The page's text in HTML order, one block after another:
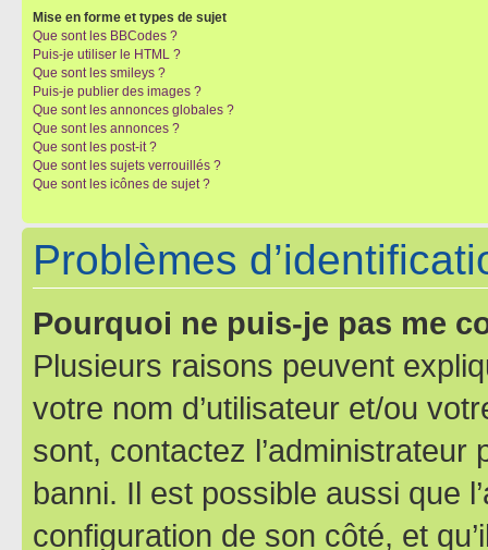
Mise en forme et types de sujet
Que sont les BBCodes ?
Puis-je utiliser le HTML ?
Que sont les smileys ?
Puis-je publier des images ?
Que sont les annonces globales ?
Que sont les annonces ?
Que sont les post-it ?
Que sont les sujets verrouillés ?
Que sont les icônes de sujet ?
Problèmes
Pourquoi ne puis-je pas me
Plusieurs raisons peuvent
votre nom d’utilisateur et/ou
sont, contactez l’administrateur
banni. Il est possible aussi que
configuration de son côté, et